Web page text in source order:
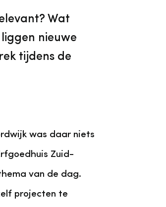
Wat
nieuwe
tijdens de
was daar niets
Zuid-
van de dag.
projecten te